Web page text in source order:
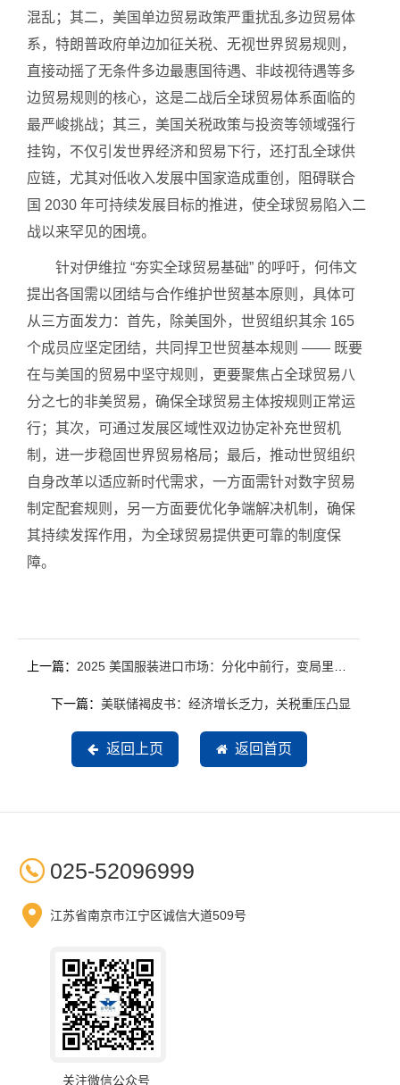
混乱；其二，美国单边贸易政策严重扰乱多边贸易体
系，特朗普政府单边加征关税、无视世界贸易规则，
直接动摇了无条件多边最惠国待遇、非歧视待遇等多
边贸易规则的核心，这是二战后全球贸易体系面临的
最严峻挑战；其三，美国关税政策与投资等领域强行
挂钩，不仅引发世界经济和贸易下行，还打乱全球供
应链，尤其对低收入发展中国家造成重创，阻碍联合
国 2030 年可持续发展目标的推进，使全球贸易陷入二
战以来罕见的困境。
针对伊维拉 “夯实全球贸易基础” 的呼吁，何伟文
提出各国需以团结与合作维护世贸基本原则，具体可
从三方面发力：首先，除美国外，世贸组织其余 165
个成员应坚定团结，共同捍卫世贸基本规则 —— 既要
在与美国的贸易中坚守规则，更要聚焦占全球贸易八
分之七的非美贸易，确保全球贸易主体按规则正常运
行；其次，可通过发展区域性双边协定补充世贸机
制，进一步稳固世界贸易格局；最后，推动世贸组织
自身改革以适应新时代需求，一方面需针对数字贸易
制定配套规则，另一方面要优化争端解决机制，确保
其持续发挥作用，为全球贸易提供更可靠的制度保
障。
上一篇： 2025 美国服装进口市场：分化中前行，变局里谋思
下一篇： 美联储褐皮书：经济增长乏力，关税重压凸显
返回上页 返回首页
 025-52096999
 江苏省南京市江宁区诚信大道509号
关注微信公众号